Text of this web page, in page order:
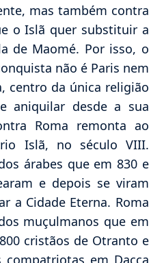
mas também contra
o Islã quer substituir a
de Maomé. Por isso, o
não é Paris nem
centro da única religião
aniquilar desde a sua
Roma remonta ao
Islã, no século VIII.
árabes que em 830 e
e depois se viram
a Cidade Eterna. Roma
muçulmanos que em
cristãos de Otranto e
compatriotas em Dacca